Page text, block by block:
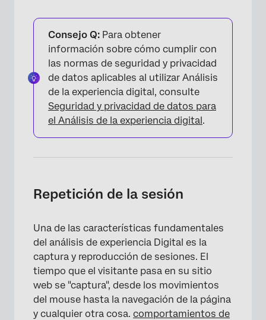
Consejo Q: Para obtener
información sobre cómo cumplir con
las normas de seguridad y privacidad
de datos aplicables al utilizar Análisis
de la experiencia digital, consulte
Seguridad y privacidad de datos para
el Análisis de la experiencia digital.
Repetición de la sesión
Una de las características fundamentales
del análisis de experiencia Digital es la
captura y reproducción de sesiones. El
tiempo que el visitante pasa en su sitio
web se "captura", desde los movimientos
del mouse hasta la navegación de la página
y cualquier otra cosa. comportamientos de